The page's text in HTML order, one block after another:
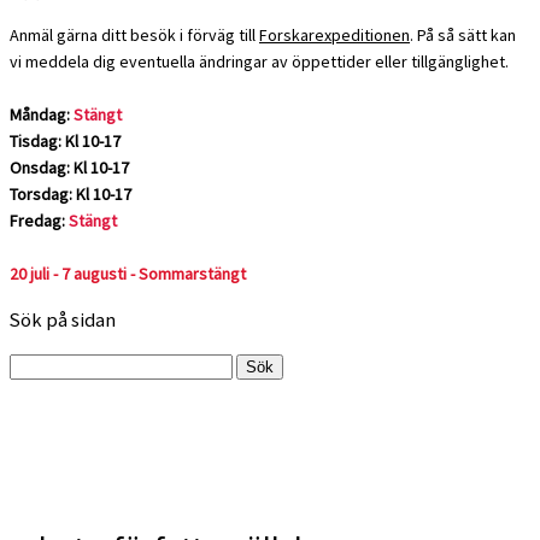
Anmäl gärna ditt besök i förväg tillForskarexpeditionen. På så sätt kan
vi meddela dig eventuella ändringar av öppettider eller tillgänglighet.
Måndag:Stängt
Tisdag: Kl 10-17
Onsdag: Kl 10-17
Torsdag: Kl 10-17
Fredag:Stängt
20 juli - 7 augusti - Sommarstängt
Sök på sidan